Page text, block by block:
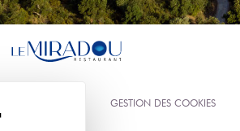
GESTION DES COOKIES